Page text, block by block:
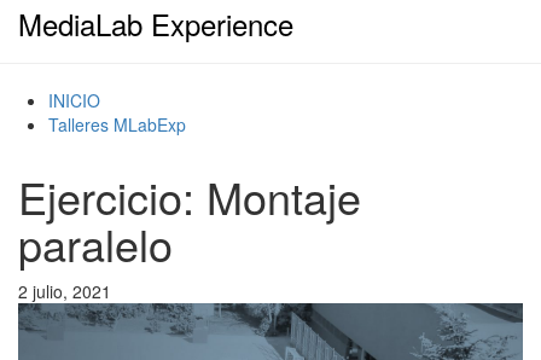
MediaLab Experience
INICIO
Talleres MLabExp
Ejercicio: Montaje
paralelo
2 julio, 2021